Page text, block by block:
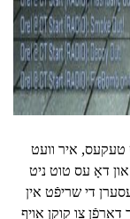
טעקעס, איר וועט
און דאָ עס טוט ניט
די שריפֿט אין
דאַרפֿן צו קוקן אויף